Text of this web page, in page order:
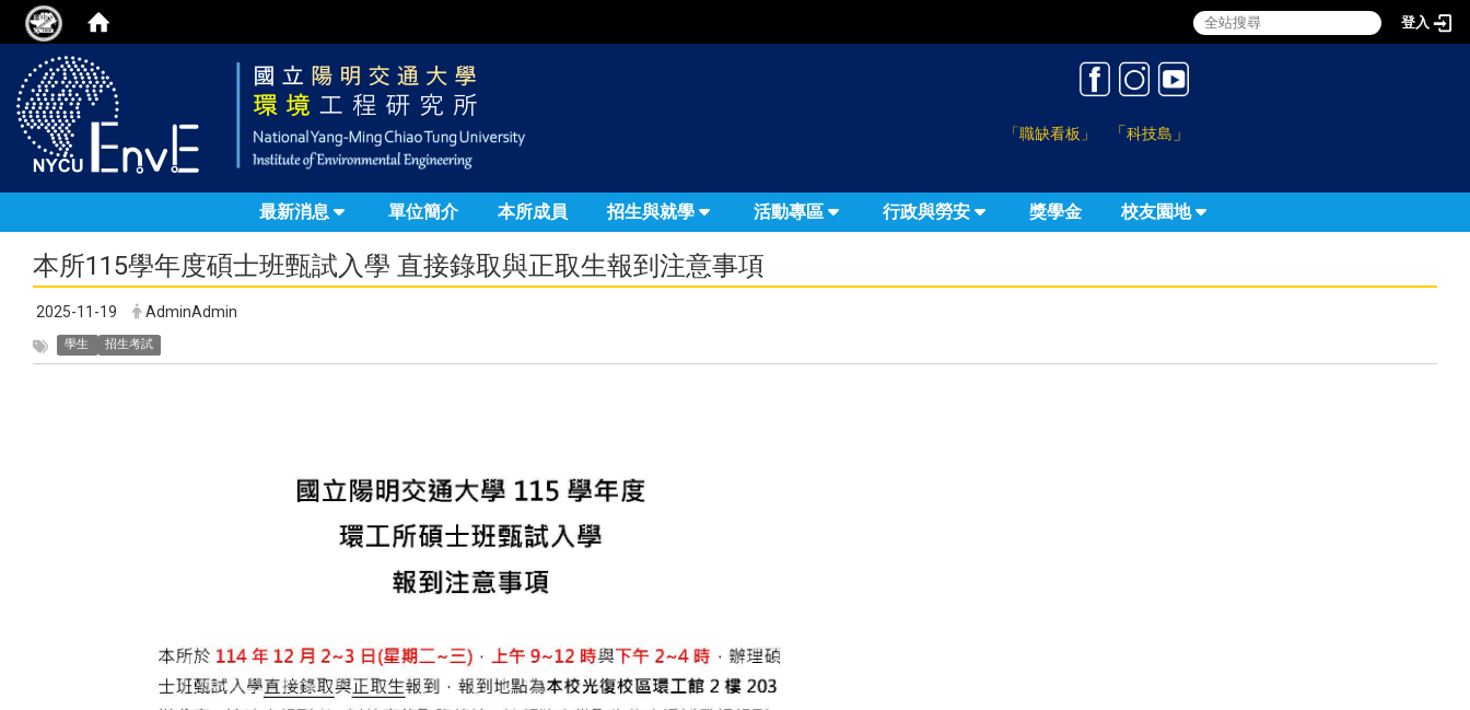
登入
「職缺看板」 「科技島 」
最新消息 單位簡介 本所成員 招生與就學 活動專區 行政與勞安 獎學金 校友園地
本所115學年度碩士班甄試入學 直接錄取與正取生報到注意事項
2025-11-19 AdminAdmin
學生 招生考試